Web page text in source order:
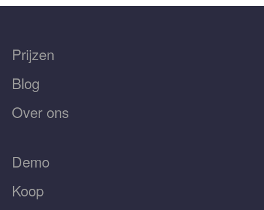
Prijzen
Blog
Over ons
Demo
Koop